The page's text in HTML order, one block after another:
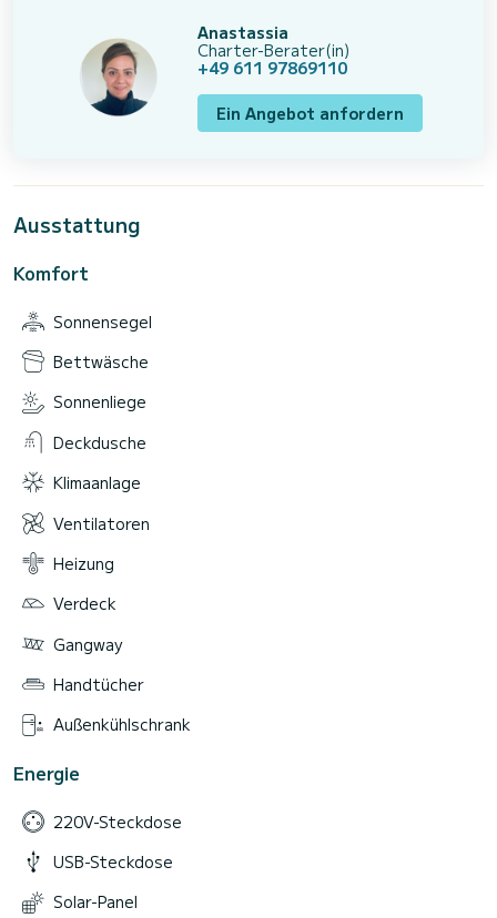
Anastassia
Charter-Berater(in)
+49 611 97869110
Ein Angebot anfordern
Ausstattung
Komfort
Sonnensegel
Bettwäsche
Sonnenliege
Deckdusche
Klimaanlage
Ventilatoren
Heizung
Verdeck
Gangway
Handtücher
Außenkühlschrank
Energie
220V-Steckdose
USB-Steckdose
Solar-Panel